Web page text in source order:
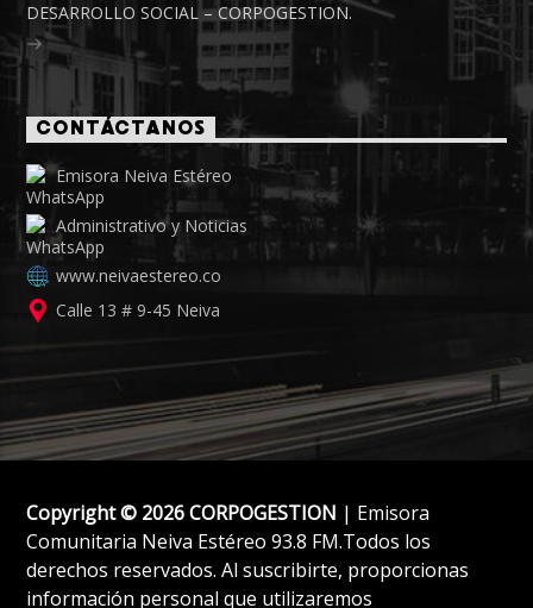
DESARROLLO SOCIAL – CORPOGESTION.
CONTÁCTANOS
Emisora Neiva Estéreo
Administrativo y Noticias
www.neivaestereo.co
Calle 13 # 9-45 Neiva
Copyright © 2026 CORPOGESTION | Emisora
Comunitaria Neiva Estéreo 93.8 FM.Todos los
derechos reservados. Al suscribirte, proporcionas
información personal que utilizaremos